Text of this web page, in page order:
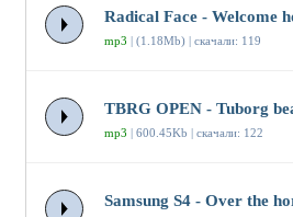
Radical Face - Welcome
mp3 | (1.18Mb) | скачали: 119
TBRG OPEN - Tuborg
mp3 | 600.45Kb | скачали: 122
Samsung S4 - Over the